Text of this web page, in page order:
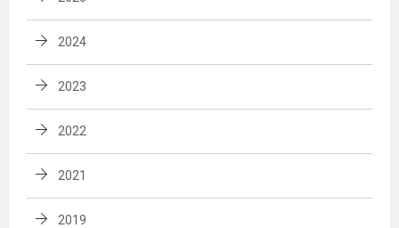
2024
2023
2022
2021
2019